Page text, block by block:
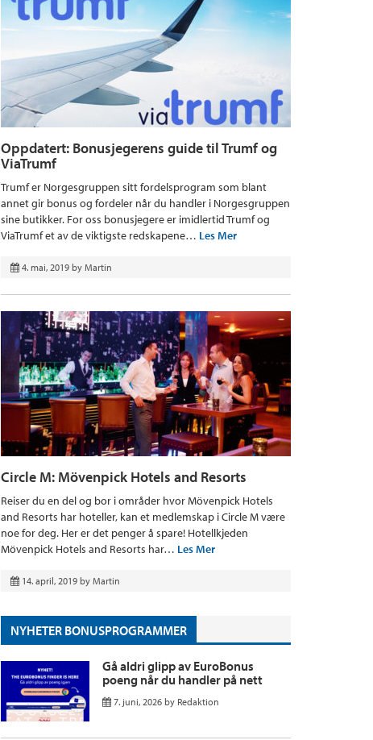
Oppdatert: Bonusjegerens guide til Trumf og
ViaTrumf
Trumf er Norgesgruppen sitt fordelsprogram som blant
annet gir bonus og fordeler når du handler i Norgesgruppen
sine butikker. For oss bonusjegere er imidlertid Trumf og
ViaTrumf et av de viktigste redskapene… Les Mer
4. mai, 2019 by Martin
Circle M: Mövenpick Hotels and Resorts
Reiser du en del og bor i områder hvor Mövenpick Hotels
and Resorts har hoteller, kan et medlemskap i Circle M være
noe for deg. Her er det penger å spare! Hotellkjeden
Mövenpick Hotels and Resorts har… Les Mer
14. april, 2019 by Martin
NYHETER BONUSPROGRAMMER
Gå aldri glipp av EuroBonus
poeng når du handler på nett
7. juni, 2026 by Redaktion